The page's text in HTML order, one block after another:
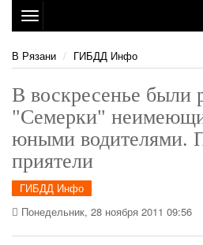
Toggle
navigation
В Рязани
ГИБДД Инфо
В воскресенье были
"Семерки"
юными водителями.
приятели
ГИБДД Инфо
Понедельник, 28 ноября 2011 09:56